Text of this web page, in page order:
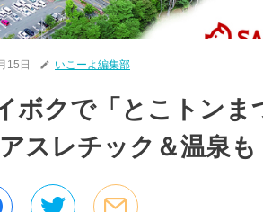
15日 いこーよ編集部
ボクで「とこトンま
スレチック＆温泉も